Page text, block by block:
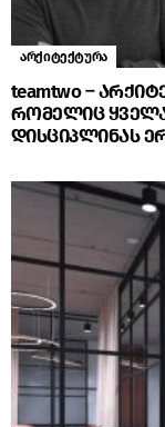
არქიტექტურა
teamtwo –
რომელიც
დისციპლინას